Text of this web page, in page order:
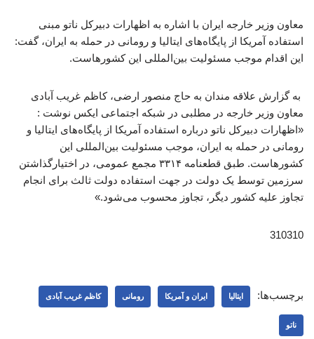
معاون وزیر خارجه ایران با اشاره به اظهارات دبیرکل ناتو مبنی
استفاده آمریکا از پایگاه‌های ایتالیا و رومانی در حمله به ایران، گفت:
این اقدام موجب مسئولیت بین‌المللی این کشورهاست.
به گزارش علاقه مندان به حاج منصور ارضی، کاظم غریب آبادی
معاون وزیر خارجه در مطلبی در شبکه اجتماعی ایکس نوشت :
«اظهارات دبیرکل ناتو درباره استفاده آمریکا از پایگاه‌های ایتالیا و
رومانی در حمله به ایران، موجب مسئولیت بین‌المللی این
کشورهاست. طبق قطعنامه ۳۳۱۴ مجمع عمومی، در اختیارگذاشتن
سرزمین توسط یک دولت در جهت استفاده دولت ثالث برای انجام
تجاوز علیه کشور دیگر، تجاوز محسوب می‌شود.»
310310
برچسب‌ها: ایتالیا ایران و آمریکا رومانی کاظم غریب آبادی
ناتو